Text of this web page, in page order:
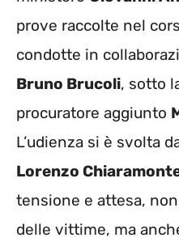
prove raccolte nel
condotte in
Bruno Brucoli, sotto
procuratore aggiunto
L’udienza si è svolta
Lorenzo
tensione e attesa,
delle vittime, ma